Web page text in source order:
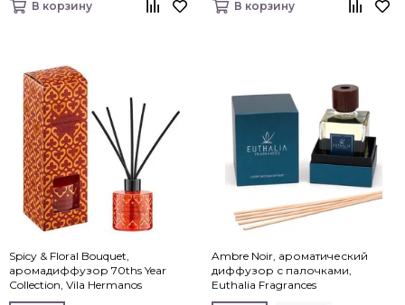
В корзину В корзину
Spicy & Floral Bouquet,
аромадиффузор 70ths Year
Collection, Vila Hermanos
Ambre Noir, ароматический
диффузор с палочками,
Euthalia Fragrances